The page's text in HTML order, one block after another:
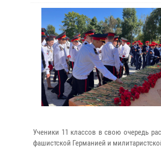
Ученики 11 классов в свою очередь
фашистской Германией и